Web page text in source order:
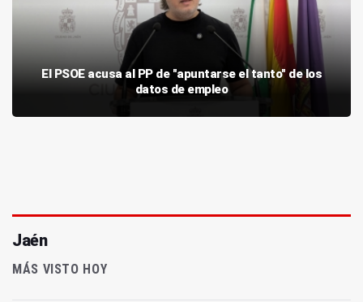
El PSOE acusa al PP de "apuntarse el tanto" de los
datos de empleo
Jaén
MÁS VISTO HOY